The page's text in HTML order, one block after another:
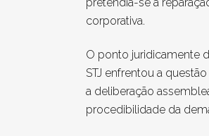
corporativa.
O ponto juridicamente
STJ enfrentou a
a deliberação
procedibilidade da